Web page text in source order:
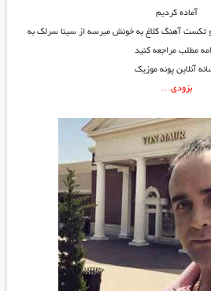
آماده کردیم
و تکست آهنگ کلاغ به خونش میرسه از سینا سرلک به
مطلب مراجعه کنید
آنلاین پونه موزیک
بزودی…